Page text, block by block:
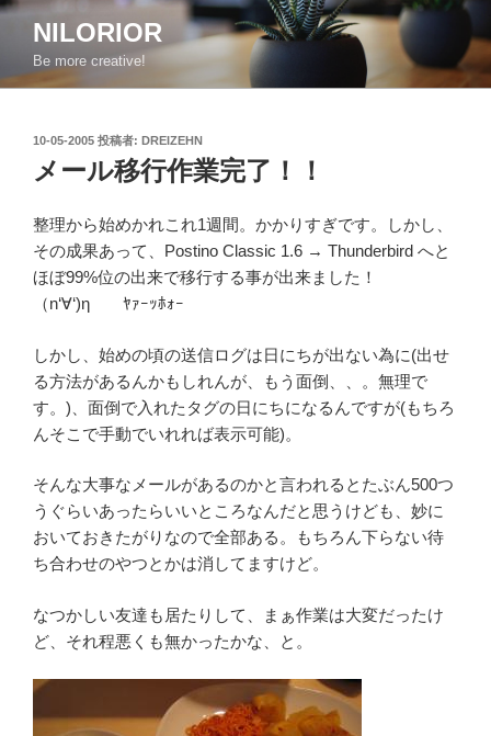
コ
ン
NILORIOR
Be more creative!
投
日:
10-05-2005 投稿者: DREIZEHN
メール移行作業完了！！
整理から始めかれこれ1週間。かかりすぎです。しかし、
その成果あって、Postino Classic 1.6 → Thunderbird へと
ほぼ99%位の出来で移行する事が出来ました！
（n‘∀‘)η ﾔｧｰｯﾎｫｰ
しかし、始めの頃の送信ログは日にちが出ない為に(出せ
る方法があるんかもしれんが、もう面倒、、。無理で
す。)、面倒で入れたタグの日にちになるんですが(もちろ
んそこで手動でいれれば表示可能)。
そんな大事なメールがあるのかと言われるとたぶん500つ
うぐらいあったらいいところなんだと思うけども、妙に
おいておきたがりなので全部ある。もちろん下らない待
ち合わせのやつとかは消してますけど。
なつかしい友達も居たりして、まぁ作業は大変だったけ
ど、それ程悪くも無かったかな、と。